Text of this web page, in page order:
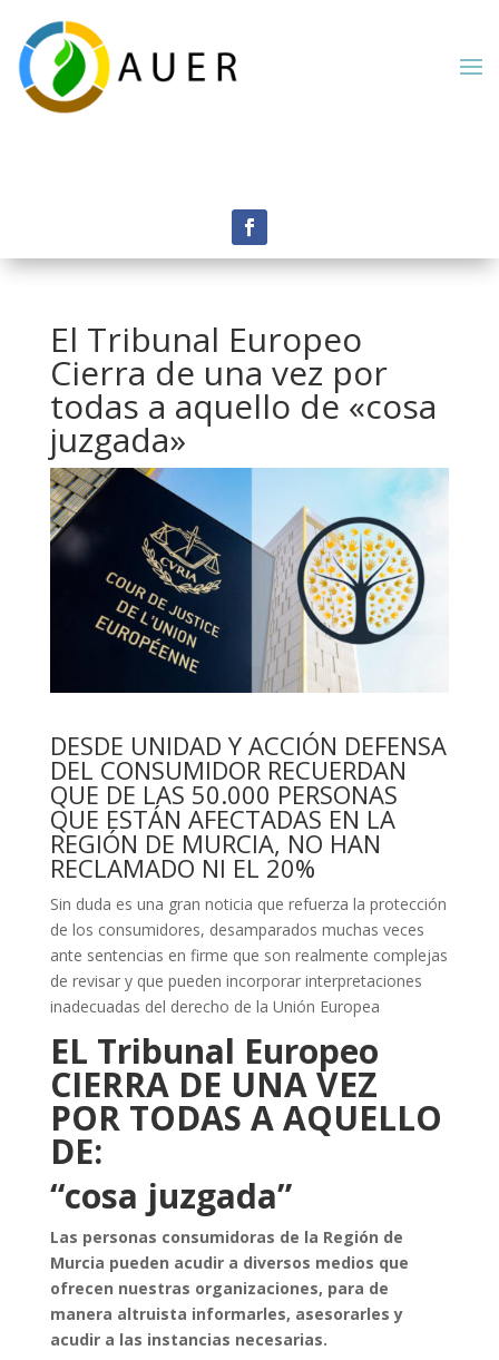
El Tribunal Europeo
Cierra de una vez por
todas a aquello de «cosa
juzgada»
DESDE UNIDAD Y ACCIÓN DEFENSA
DEL CONSUMIDOR RECUERDAN
QUE DE LAS 50.000 PERSONAS
QUE ESTÁN AFECTADAS EN LA
REGIÓN DE MURCIA, NO HAN
RECLAMADO NI EL 20%
Sin duda es una gran noticia que refuerza la protección
de los consumidores, desamparados muchas veces
ante sentencias en firme que son realmente complejas
de revisar y que pueden incorporar interpretaciones
inadecuadas del derecho de la Unión Europea
EL Tribunal Europeo
CIERRA DE UNA VEZ
POR TODAS A AQUELLO
DE:
“cosa juzgada”
Las personas consumidoras de la Región de
Murcia pueden acudir a diversos medios que
ofrecen nuestras organizaciones, para de
manera altruista informarles, asesorarles y
acudir a las instancias necesarias.